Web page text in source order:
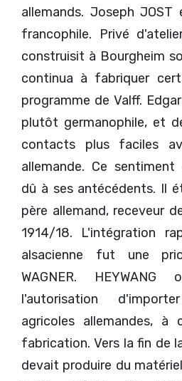
allemands. Joseph
francophile. Privé
construisit à Bourgheim
continua à fabriquer
programme de Valff.
plutôt germanophile, et
contacts plus faciles
allemande. Ce
dû à ses antécédents. Il
père allemand, receveur
1914/18. L'intégration
alsacienne fut une
WAGNER. HEYWANG
l'autorisation
agricoles allemandes,
fabrication. Vers la fin de
devait produire du